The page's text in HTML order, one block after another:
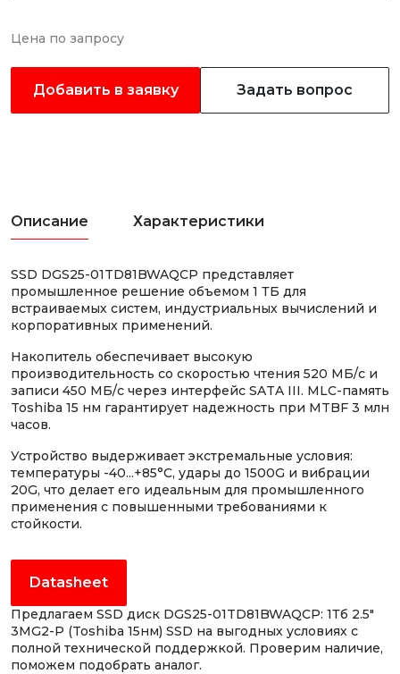
Цена по запросу
Добавить в заявку Задать вопрос
Описание Характеристики
SSD DGS25-01TD81BWAQCP представляет
промышленное решение объемом 1 ТБ для
встраиваемых систем, индустриальных вычислений и
корпоративных применений.
Накопитель обеспечивает высокую
производительность со скоростью чтения 520 МБ/с и
записи 450 МБ/с через интерфейс SATA III. MLC-память
Toshiba 15 нм гарантирует надежность при MTBF 3 млн
часов.
Устройство выдерживает экстремальные условия:
температуры -40...+85°C, удары до 1500G и вибрации
20G, что делает его идеальным для промышленного
применения с повышенными требованиями к
стойкости.
Datasheet
Предлагаем SSD диск DGS25-01TD81BWAQCP: 1Тб 2.5"
3MG2-P (Toshiba 15нм) SSD на выгодных условиях с
полной технической поддержкой. Проверим наличие,
поможем подобрать аналог.